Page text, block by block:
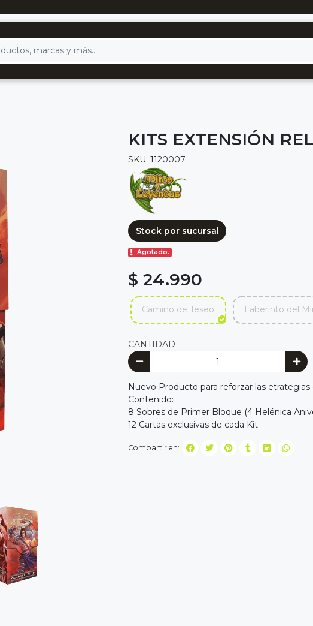
KITS EXTENSIÓN
SKU: 1120007
Stock por sucursal
Agotado.
$ 24.990
Camino de Teseo Laberinto del
CANTIDAD
Nuevo Producto para reforzar las
Contenido:
8 Sobres de Primer Bloque (4 Helénica
12 Cartas exclusivas de cada Kit
Compartir en: